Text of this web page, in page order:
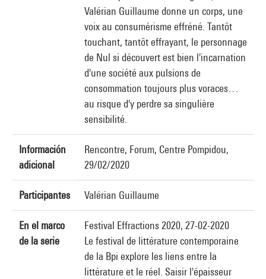
Valérian Guillaume donne un corps, une
voix au consumérisme effréné. Tantôt
touchant, tantôt effrayant, le personnage
de Nul si découvert est bien l'incarnation
d'une société aux pulsions de
consommation toujours plus voraces…
au risque d'y perdre sa singulière
sensibilité.
Información
adicional
Rencontre, Forum, Centre Pompidou,
29/02/2020
Participantes Valérian Guillaume
En el marco
de la serie
Festival Effractions 2020, 27-02-2020
Le festival de littérature contemporaine
de la Bpi explore les liens entre la
littérature et le réel. Saisir l'épaisseur